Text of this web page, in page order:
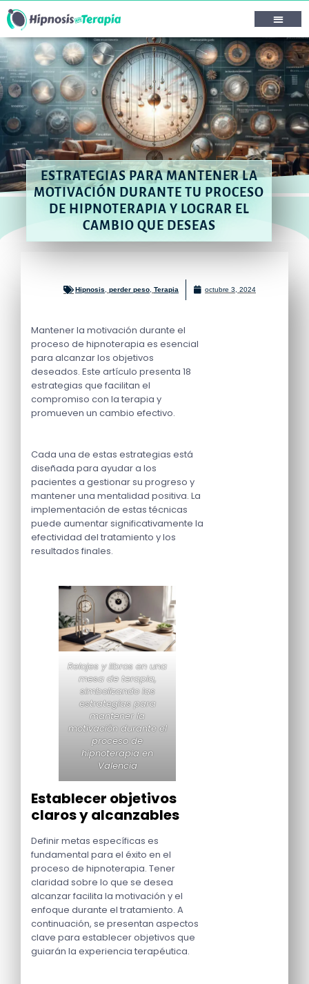
ESTRATEGIAS PARA MANTENER LA
MOTIVACIÓN DURANTE TU PROCESO
DE HIPNOTERAPIA Y LOGRAR EL
CAMBIO QUE DESEAS
Hipnosis perder peso Terapia octubre 3, 2024
Mantener la motivación durante el
proceso de hipnoterapia es esencial
para alcanzar los objetivos
deseados. Este artículo presenta 18
estrategias que facilitan el
compromiso con la terapia y
promueven un cambio efectivo.
Cada una de estas estrategias está
diseñada para ayudar a los
pacientes a gestionar su progreso y
mantener una mentalidad positiva. La
implementación de estas técnicas
puede aumentar significativamente la
efectividad del tratamiento y los
resultados finales.
Relojes y libros en una
mesa de terapia,
simbolizando las
estrategias para
mantener la
motivación durante el
proceso de
hipnoterapia en
Valencia
Establecer objetivos
claros y alcanzables
Definir metas específicas es
fundamental para el éxito en el
proceso de hipnoterapia. Tener
claridad sobre lo que se desea
alcanzar facilita la motivación y el
enfoque durante el tratamiento. A
continuación, se presentan aspectos
clave para establecer objetivos que
guiarán la experiencia terapéutica.